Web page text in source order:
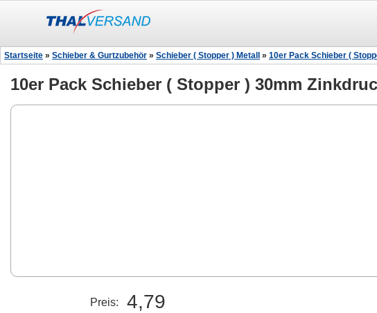
Startseite » Schieber & Gurtzubehör » Schieber ( Stopper ) Metall » 10er Pack Schieber (
10er Pack Schieber ( Stopper ) 30mm
Preis: 4,79